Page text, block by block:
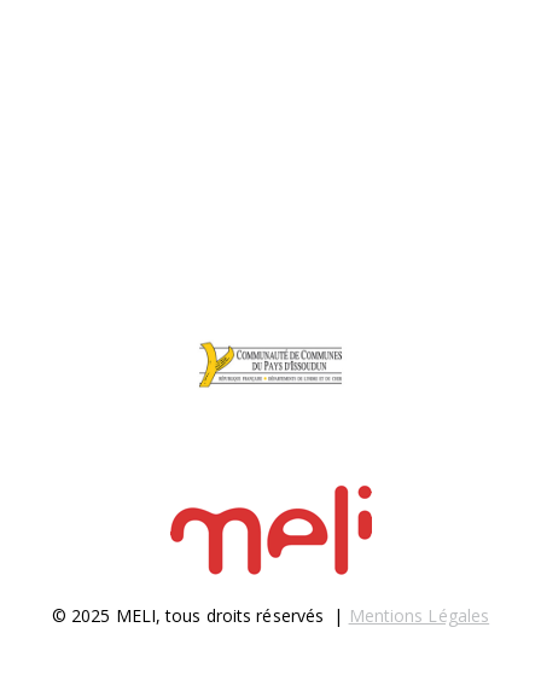
© 2025 MELI, tous droits réservés | Mentions Légales